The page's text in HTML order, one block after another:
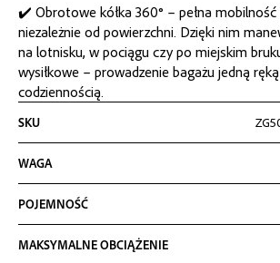
✔️ Obrotowe kółka 360° – pełna
niezależnie od powierzchni. Dzięki nim
na lotnisku, w pociągu czy po miejskim
wysiłkowe – prowadzenie bagażu jedną
codziennością.
informacji
SKU
WAGA
POJEMNOŚĆ
MAKSYMALNE OBCIĄŻENIE